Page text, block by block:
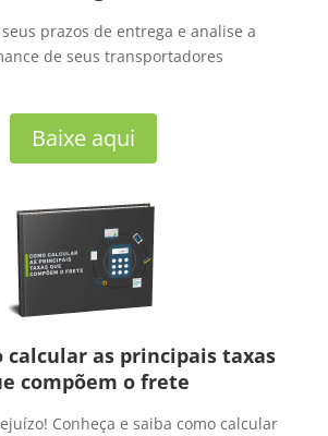
prazos de entrega e analise a
de seus transportadores
Baixe aqui
calcular as principais taxas
compõem o frete
Conheça e saiba como calcular